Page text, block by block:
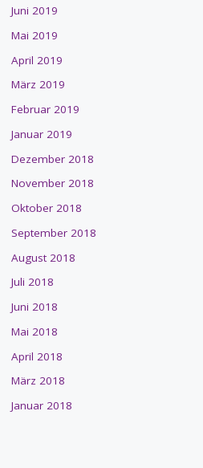
Juni 2019
Mai 2019
April 2019
März 2019
Februar 2019
Januar 2019
Dezember 2018
November 2018
Oktober 2018
September 2018
August 2018
Juli 2018
Juni 2018
Mai 2018
April 2018
März 2018
Januar 2018